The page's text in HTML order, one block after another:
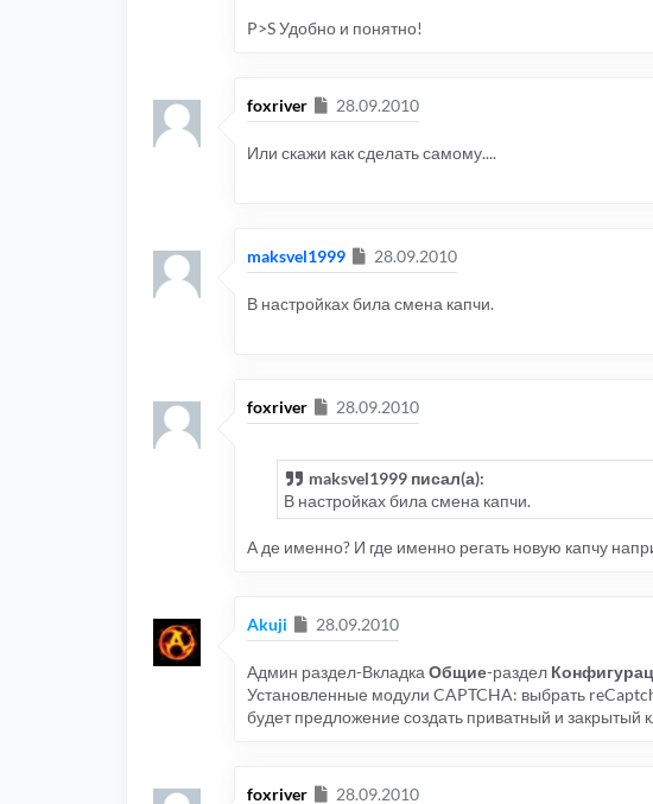
P>S Удобно и понятно!
foxriver Сообщение
28.09.2010
Или скажи как сделать самому....
maksvel1999 Сообщение
28.09.2010
В настройках била смена капчи.
foxriver Сообщение
28.09.2010
maksvel1999 писал(а):
В настройках била смена капчи.
А де именно? И где именно регать новую капчу
Akuji Сообщение
28.09.2010
Админ раздел-Вкладка Общие-раздел
Установленные модули CAPTCHA: выбрать
будет предложение создать приватный и закрытый
foxriver Сообщение
28.09.2010